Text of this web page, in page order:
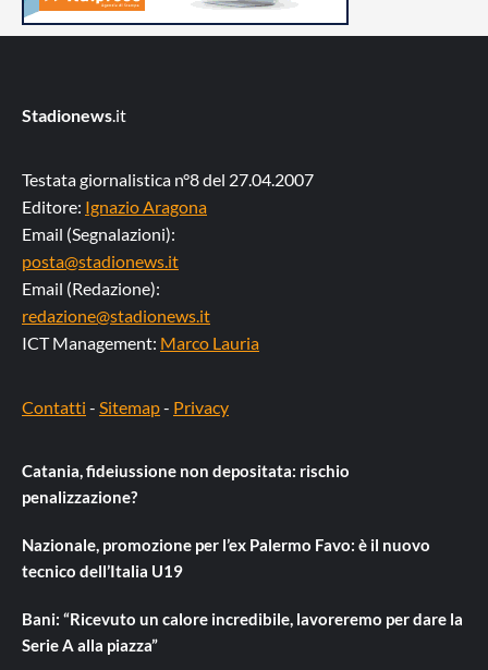
Stadionews.it
Testata giornalistica n°8 del 27.04.2007
Editore: Ignazio Aragona
Email (Segnalazioni):
posta@stadionews.it
Email (Redazione):
redazione@stadionews.it
ICT Management: Marco Lauria
Contatti - Sitemap- Privacy
Catania, fideiussione non depositata: rischio
penalizzazione?
Nazionale, promozione per l’ex Palermo Favo: è il nuovo
tecnico dell’Italia U19
Bani: “Ricevuto un calore incredibile, lavoreremo per dare la
Serie A alla piazza”